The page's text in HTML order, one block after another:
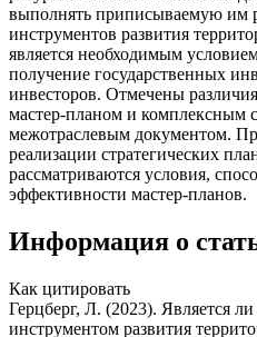
выполнять приписываемую им
инструментов развития
является необходимым
получение государственных
инвесторов. Отмечены
мастер-планом и комплексным
межотраслевым документом.
реализации стратегических
рассматриваются условия,
эффективности мастер-планов.
Информация о
Как цитировать
Герцберг, Л. (2023). Является
инструментом развития